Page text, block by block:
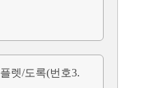
렛/도록(번호3.